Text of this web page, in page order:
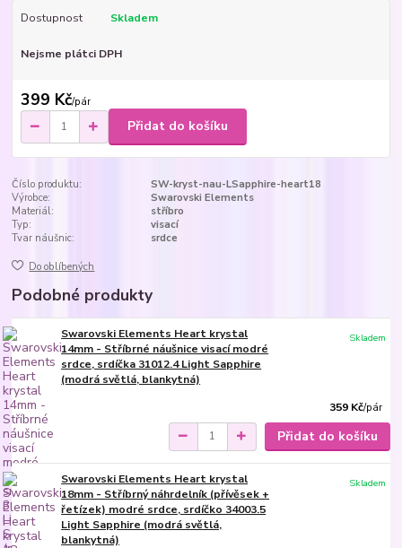
Dostupnost Skladem
Nejsme plátci DPH
399 Kč/pár
Přidat do košíku
Číslo produktu:
SW-kryst-nau-LSapphire-heart18
Výrobce:
Swarovski Elements
Materiál:
stříbro
Typ:
visací
Tvar náušnic:
srdce
Do oblíbených
Podobné produkty
Swarovski Elements Heart krystal
14mm - Stříbrné náušnice visací modré
srdce, srdíčka 31012.4 Light Sapphire
(modrá světlá, blankytná)
359 Kč/pár
Skladem
Přidat do košíku
Swarovski Elements Heart krystal
18mm - Stříbrný náhrdelník (přívěsek +
řetízek) modré srdce, srdíčko 34003.5
Light Sapphire (modrá světlá,
blankytná)
Skladem